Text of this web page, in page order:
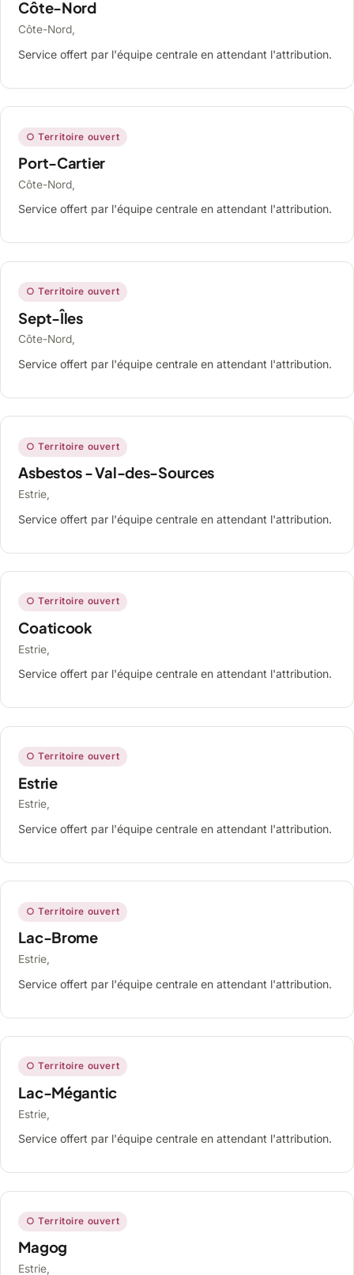
Côte-Nord
Côte-Nord,
Service offert par l'équipe centrale en attendant l'attribution.
○ Territoire ouvert
Port-Cartier
Côte-Nord,
Service offert par l'équipe centrale en attendant l'attribution.
○ Territoire ouvert
Sept-Îles
Côte-Nord,
Service offert par l'équipe centrale en attendant l'attribution.
○ Territoire ouvert
Asbestos - Val-des-Sources
Estrie,
Service offert par l'équipe centrale en attendant l'attribution.
○ Territoire ouvert
Coaticook
Estrie,
Service offert par l'équipe centrale en attendant l'attribution.
○ Territoire ouvert
Estrie
Estrie,
Service offert par l'équipe centrale en attendant l'attribution.
○ Territoire ouvert
Lac-Brome
Estrie,
Service offert par l'équipe centrale en attendant l'attribution.
○ Territoire ouvert
Lac-Mégantic
Estrie,
Service offert par l'équipe centrale en attendant l'attribution.
○ Territoire ouvert
Magog
Estrie,